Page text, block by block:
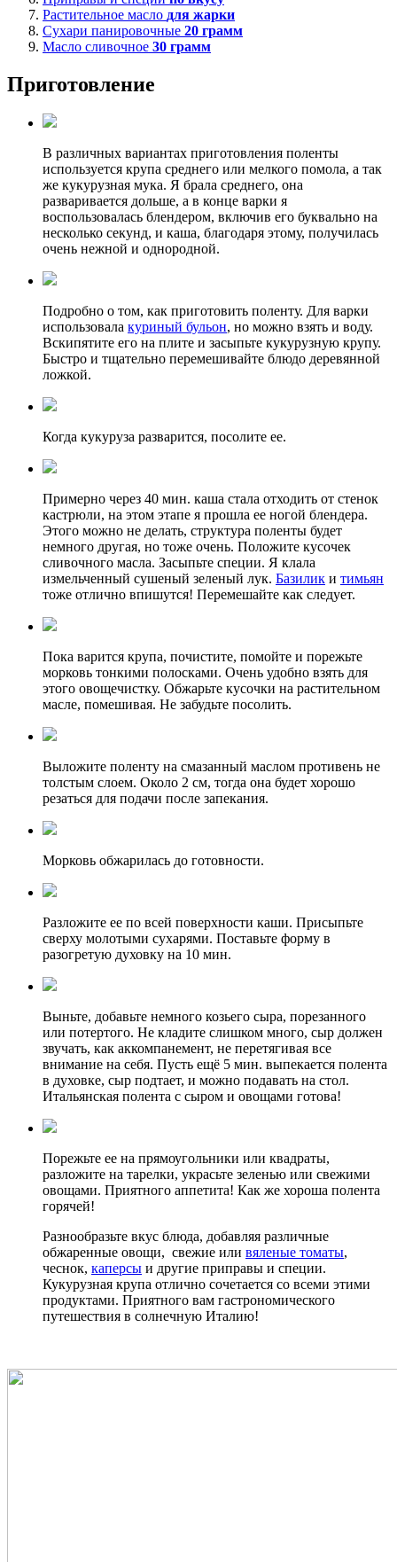
Растительное масло для жарки
Сухари панировочные 20 грамм
Масло сливочное 30 грамм
Приготовление
В различных вариантах приготовления поленты
используется крупа среднего или мелкого помола, а так
же кукурузная мука. Я брала среднего, она
разваривается дольше, а в конце варки я
воспользовалась блендером, включив его буквально на
несколько секунд, и каша, благодаря этому, получилась
очень нежной и однородной.
Подробно о том, как приготовить поленту. Для варки
использовала куриный бульон, но можно взять и воду.
Вскипятите его на плите и засыпьте кукурузную крупу.
Быстро и тщательно перемешивайте блюдо деревянной
ложкой.
Когда кукуруза разварится, посолите ее.
Примерно через 40 мин. каша стала отходить от стенок
кастрюли, на этом этапе я прошла ее ногой блендера.
Этого можно не делать, структура поленты будет
немного другая, но тоже очень. Положите кусочек
сливочного масла. Засыпьте специи. Я клала
измельченный сушеный зеленый лук. Базилик и тимьян
тоже отлично впишутся! Перемешайте как следует.
Пока варится крупа, почистите, помойте и порежьте
морковь тонкими полосками. Очень удобно взять для
этого овощечистку. Обжарьте кусочки на растительном
масле, помешивая. Не забудьте посолить.
Выложите поленту на смазанный маслом противень не
толстым слоем. Около 2 см, тогда она будет хорошо
резаться для подачи после запекания.
Морковь обжарилась до готовности.
Разложите ее по всей поверхности каши. Присыпьте
сверху молотыми сухарями. Поставьте форму в
разогретую духовку на 10 мин.
Выньте, добавьте немного козьего сыра, порезанного
или потертого. Не кладите слишком много, сыр должен
звучать, как аккомпанемент, не перетягивая все
внимание на себя. Пусть ещё 5 мин. выпекается полента
в духовке, сыр подтает, и можно подавать на стол.
Итальянская полента с сыром и овощами готова!
Порежьте ее на прямоугольники или квадраты,
разложите на тарелки, украсьте зеленью или свежими
овощами. Приятного аппетита! Как же хороша полента
горячей!
Разнообразьте вкус блюда, добавляя различные
обжаренные овощи, свежие или вяленые томаты,
чеснок, каперсы и другие приправы и специи.
Кукурузная крупа отлично сочетается со всеми этими
продуктами. Приятного вам гастрономического
путешествия в солнечную Италию!